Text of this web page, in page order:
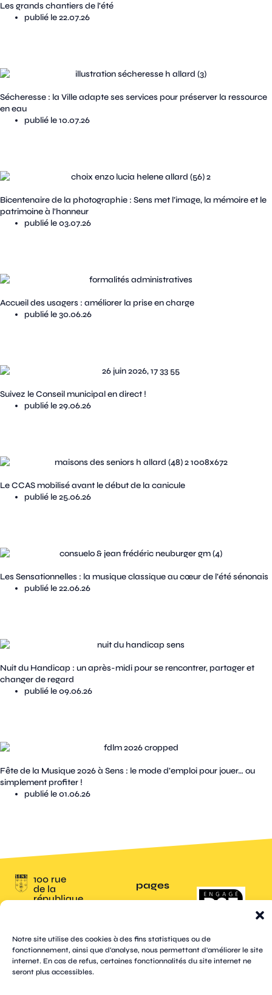
Notre site utilise des cookies à des fins statistiques ou de
fonctionnement, ainsi que d'analyse, nous permettant d'améliorer le site
internet. En cas de refus, certaines fonctionnalités du site internet ne
seront plus accessibles.
Les grands chantiers de l'été
publié le 22.07.26
Sécheresse : la Ville adapte ses services pour préserver la ressource
en eau
publié le 10.07.26
Bicentenaire de la photographie : Sens met l’image, la mémoire et le
patrimoine à l’honneur
publié le 03.07.26
Accueil des usagers : améliorer la prise en charge
publié le 30.06.26
Suivez le Conseil municipal en direct !
publié le 29.06.26
Le CCAS mobilisé avant le début de la canicule
publié le 25.06.26
Les Sensationnelles : la musique classique au cœur de l’été sénonais
publié le 22.06.26
Nuit du Handicap : un après-midi pour se rencontrer, partager et
changer de regard
publié le 09.06.26
Fête de la Musique 2026 à Sens : le mode d’emploi pour jouer… ou
simplement profiter !
publié le 01.06.26
100 rue
de la
république
Sens
Cedex
03 86 95
67 00
suivez-
nousfacebook
instagram
threads
tik
tok
whatsapp
linkedin
youtube
twitter
(X)
pages
site